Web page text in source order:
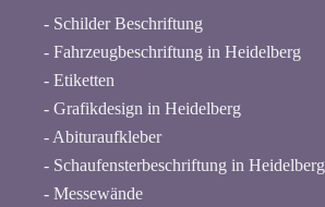
- Schilder Beschriftung
- Fahrzeugbeschriftung in Heidelberg
- Etiketten
- Grafikdesign in Heidelberg
- Abituraufkleber
- Schaufensterbeschriftung in Heidelberg
- Messewände